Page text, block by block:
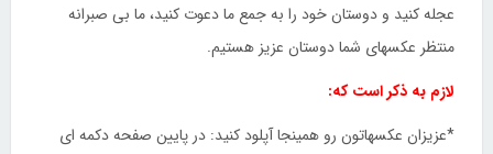
عجله کنید و دوستان خود را به جمع ما دعوت کنید، ما بی صبرانه
منتظر عکسهای شما دوستان عزیز هستیم.
لازم به ذکر است که:
*عزیزان عکسهاتون رو همینجا آپلود کنید: در پایین صفحه دکمه ای